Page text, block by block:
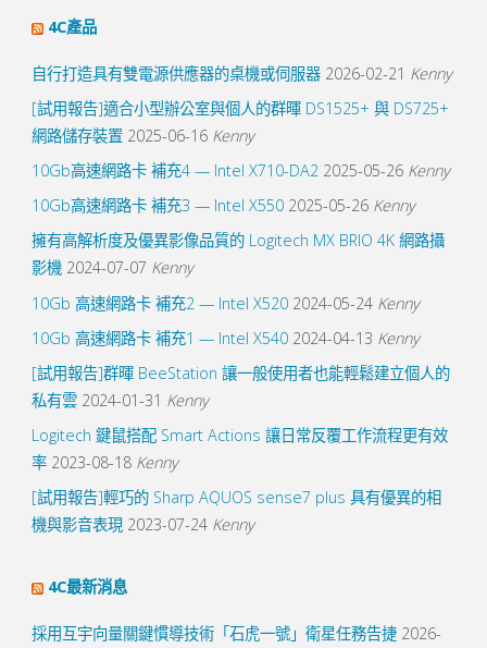
4C產品
自行打造具有雙電源供應器的桌機或伺服器 2026-02-21 Kenny
[試用報告]適合小型辦公室與個人的群暉 DS1525+ 與 DS725+
網路儲存裝置 2025-06-16 Kenny
10Gb高速網路卡 補充4 — Intel X710-DA2 2025-05-26 Kenny
10Gb高速網路卡 補充3 — Intel X550 2025-05-26 Kenny
擁有高解析度及優異影像品質的 Logitech MX BRIO 4K 網路攝
影機 2024-07-07 Kenny
10Gb 高速網路卡 補充2 — Intel X520 2024-05-24 Kenny
10Gb 高速網路卡 補充1 — Intel X540 2024-04-13 Kenny
[試用報告]群暉 BeeStation 讓一般使用者也能輕鬆建立個人的
私有雲 2024-01-31 Kenny
Logitech 鍵鼠搭配 Smart Actions 讓日常反覆工作流程更有效
率 2023-08-18 Kenny
[試用報告]輕巧的 Sharp AQUOS sense7 plus 具有優異的相
機與影音表現 2023-07-24 Kenny
4C最新消息
採用互宇向量關鍵慣導技術「石虎一號」衛星任務告捷 2026-